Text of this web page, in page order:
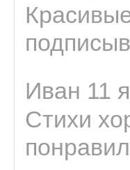
Иван 11
Стихи